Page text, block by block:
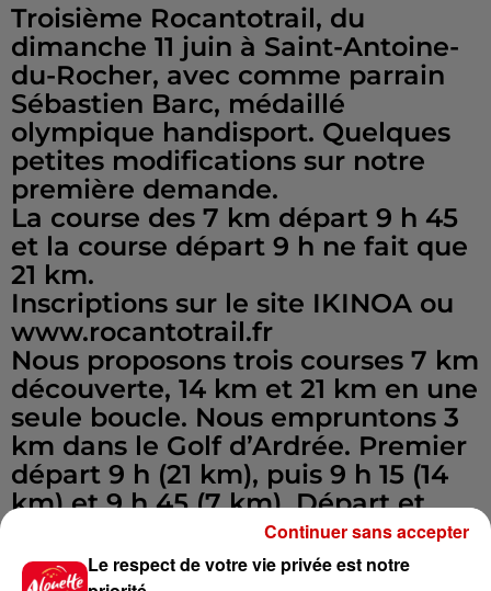
Troisième Rocantotrail, du
dimanche 11 juin à Saint-Antoine-
du-Rocher, avec comme parrain
Sébastien Barc, médaillé
olympique handisport. Quelques
petites modifications sur notre
première demande.
La course des 7 km départ 9 h 45
et la course départ 9 h ne fait que
21 km.
Inscriptions sur le site IKINOA ou
www.rocantotrail.fr
Nous proposons trois courses 7 km
découverte, 14 km et 21 km en une
seule boucle. Nous empruntons 3
km dans le Golf d’Ardrée. Premier
départ 9 h (21 km), puis 9 h 15 (14
km) et 9 h 45 (7 km). Départ et
arrivée plan d’eau de la
Grenouillère.
Le respect de votre vie privée est notre
Continuer sans accepter